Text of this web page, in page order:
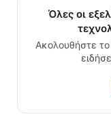
Όλες οι
Ακολουθήστε